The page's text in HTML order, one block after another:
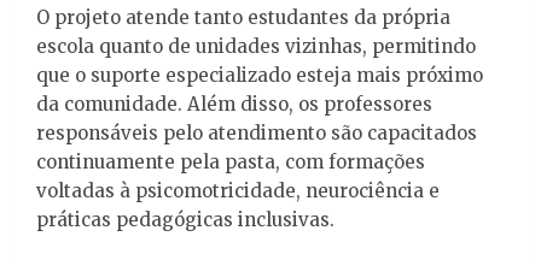
O projeto atende tanto estudantes da própria
escola quanto de unidades vizinhas, permitindo
que o suporte especializado esteja mais próximo
da comunidade. Além disso, os professores
responsáveis pelo atendimento são capacitados
continuamente pela pasta, com formações
voltadas à psicomotricidade, neurociência e
práticas pedagógicas inclusivas.